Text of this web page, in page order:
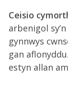
Ceisio
arbenigol
gynnwys
gan
estyn allan